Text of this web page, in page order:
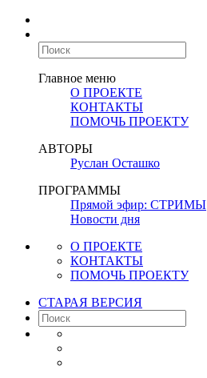
Главное меню
О ПРОЕКТЕ
КОНТАКТЫ
ПОМОЧЬ ПРОЕКТУ
АВТОРЫ
Руслан Осташко
ПРОГРАММЫ
Прямой эфир: СТРИМЫ
Новости дня
О ПРОЕКТЕ
КОНТАКТЫ
ПОМОЧЬ ПРОЕКТУ
СТАРАЯ ВЕРСИЯ